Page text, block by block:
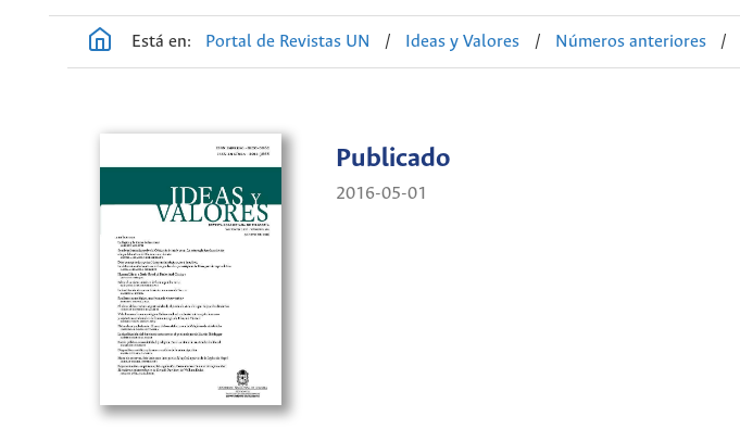
Está en: Portal de Revistas UN / Ideas y Valores / Números anteriores /
Publicado
2016-05-01